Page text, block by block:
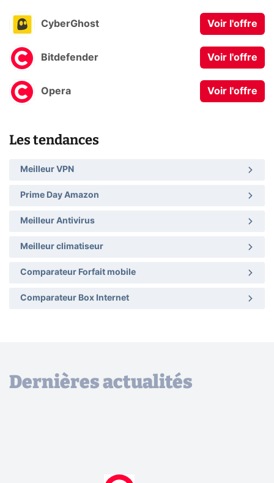
CyberGhost Voir l'offre
Bitdefender Voir l'offre
Opera Voir l'offre
Les tendances
Meilleur VPN
Prime Day Amazon
Meilleur Antivirus
Meilleur climatiseur
Comparateur Forfait mobile
Comparateur Box Internet
Dernières actualités